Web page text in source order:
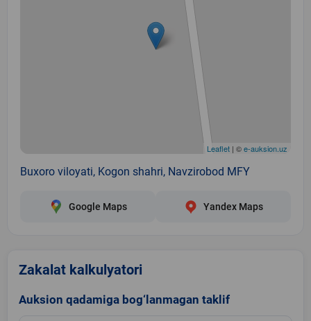
Leaflet | ©e-auksion.uz
Buxoro viloyati, Kogon shahri, Navzirobod MFY
Google Maps Yandex Maps
Zakalat kalkulyatori
Auksion qadamiga bog‘lanmagan taklif